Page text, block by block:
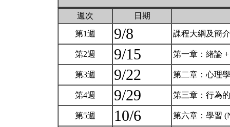
週次 日期
第1週 9/8 課程大綱及簡
第2週 9/15 第一章：緒論
第3週 9/22 第二章：心理
第4週 9/29 第三章：行為
第5週 10/6 第六章：學習